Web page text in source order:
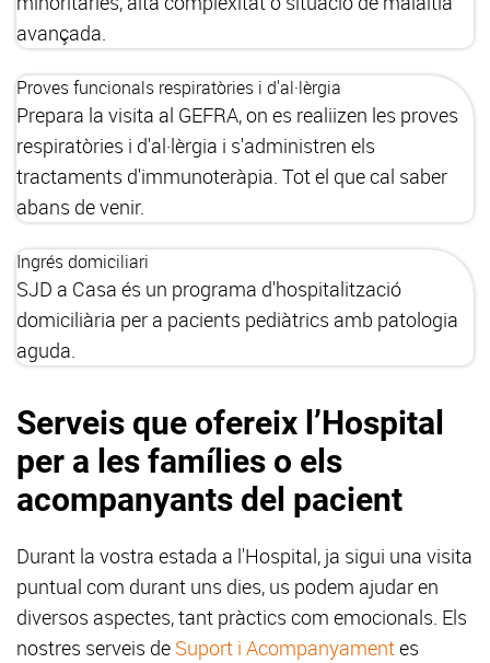
avançada.
Proves funcionals respiratòries i d'al·lèrgia
Prepara la visita al GEFRA, on es realiizen les proves
respiratòries i d'al·lèrgia i s'administren els
tractaments d'immunoteràpia. Tot el que cal saber
abans de venir.
Ingrés domiciliari
SJD a Casa és un programa d'hospitalització
domiciliària per a pacients pediàtrics amb patologia
aguda.
Serveis que ofereix l’Hospital
per a les famílies o els
acompanyants del pacient
Durant la vostra estada a l'Hospital, ja sigui una visita
puntual com durant uns dies, us podem ajudar en
diversos aspectes, tant pràctics com emocionals. Els
nostres serveis de Suport i Acompanyamentes